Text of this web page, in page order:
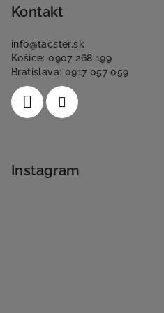
Kontakt
info@tacster.sk
Košice: 0907 268 199
Bratislava: 0917 057 059
Instagram